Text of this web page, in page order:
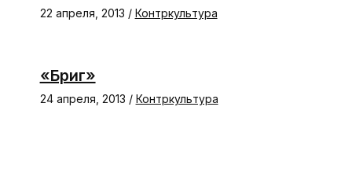
22 апреля, 2013 / Контркультура
«Бриг»
24 апреля, 2013 / Контркультура